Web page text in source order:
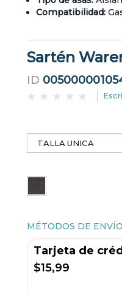
Compatibilidad:
Sartén
ID
MÉTODOS DE ENVÍO
Tarjeta de
$15,99